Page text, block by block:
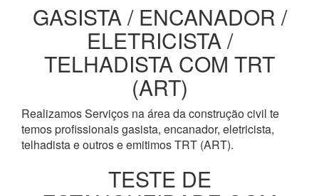
GASISTA / ENCANADOR /
ELETRICISTA /
TELHADISTA COM TRT
(ART)
Realizamos Serviços na área da construção civil te
temos profissionais gasista, encanador, eletricista,
telhadista e outros e emitimos TRT (ART).
TESTE DE